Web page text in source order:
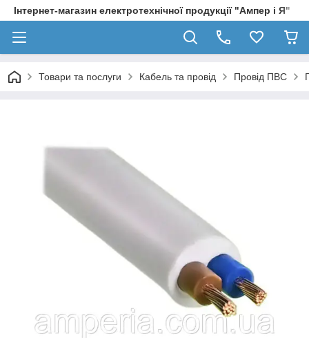
Інтернет-магазин електротехнічної продукції "Ампер і Я"
Товари та послуги Кабель та провід Провід ПВС